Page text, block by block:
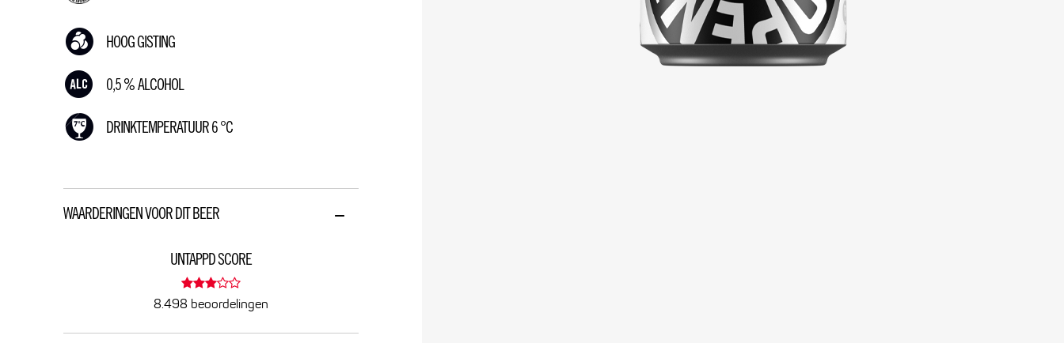
HOOG GISTING
0,5 % ALCOHOL
DRINKTEMPERATUUR 6 °C
WAARDERINGEN VOOR DIT BEER
UNTAPPD SCORE
8.498 beoordelingen